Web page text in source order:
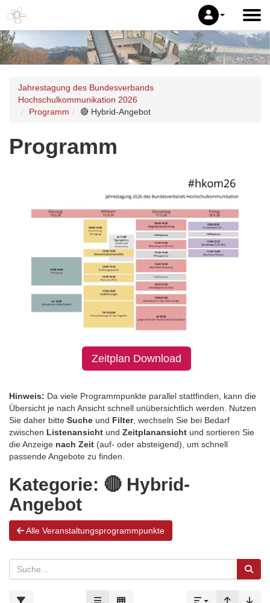
Jahrestagung des Bundesverbands
Hochschulkommunikation 2026
Programm
🔴 Hybrid-Angebot
Programm
Zeitplan Download
Hinweis: Da viele Programmpunkte parallel stattfinden, kann die
Übersicht je nach Ansicht schnell unübersichtlich werden. Nutzen
Sie daher bitte Suche und Filter, wechseln Sie bei Bedarf
zwischen Listenansicht und Zeitplanansicht und sortieren Sie
die Anzeige nach Zeit (auf- oder absteigend), um schnell
passende Angebote zu finden.
Kategorie: 🔴 Hybrid-
Angebot
Alle Veranstaltungsprogrammpunkte